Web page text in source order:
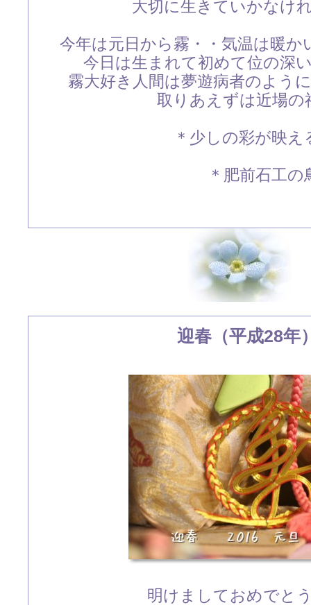
大切に生きていかなけ
今年は元日から霧・・気温は暖
今日は生まれて初めて位の深
霧大好き人間は夢遊病者のよう
取りあえずは近場の
＊少しの彩が映え
＊肥前石工の
迎春（平成28年
明けましておめでと